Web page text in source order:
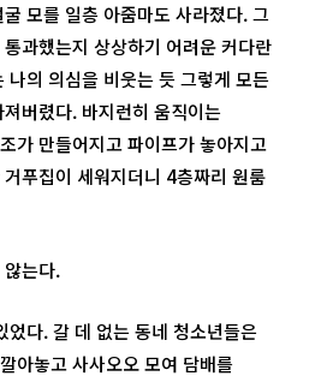
모를 일층 아줌마도 사라졌다. 그
과했는지 상상하기 어려운 커다란
나의 의심을 비웃는 듯 그렇게 모든
버렸다. 바지런히 움직이는
가 만들어지고 파이프가 놓아지고
푸집이 세워지더니 4층짜리 원룸
는다.
었다. 갈 데 없는 동네 청소년들은
아놓고 사사오오 모여 담배를